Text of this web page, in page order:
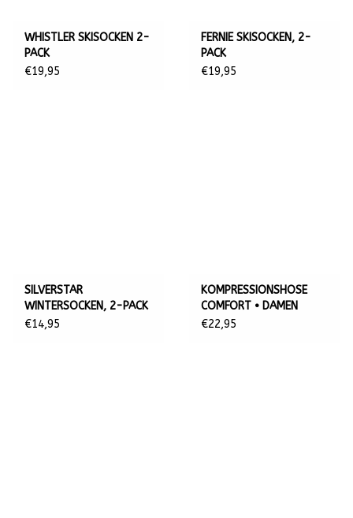
WHISTLER SKISOCKEN 2-
PACK
€19,95
FERNIE SKISOCKEN, 2-
PACK
€19,95
SILVERSTAR
WINTERSOCKEN, 2-PACK
€14,95
KOMPRESSIONSHOSE
COMFORT • DAMEN
€22,95